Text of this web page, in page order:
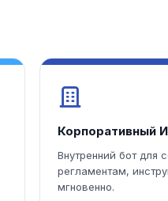
Корпоративный
Внутренний бот для
регламентам,
мгновенно.